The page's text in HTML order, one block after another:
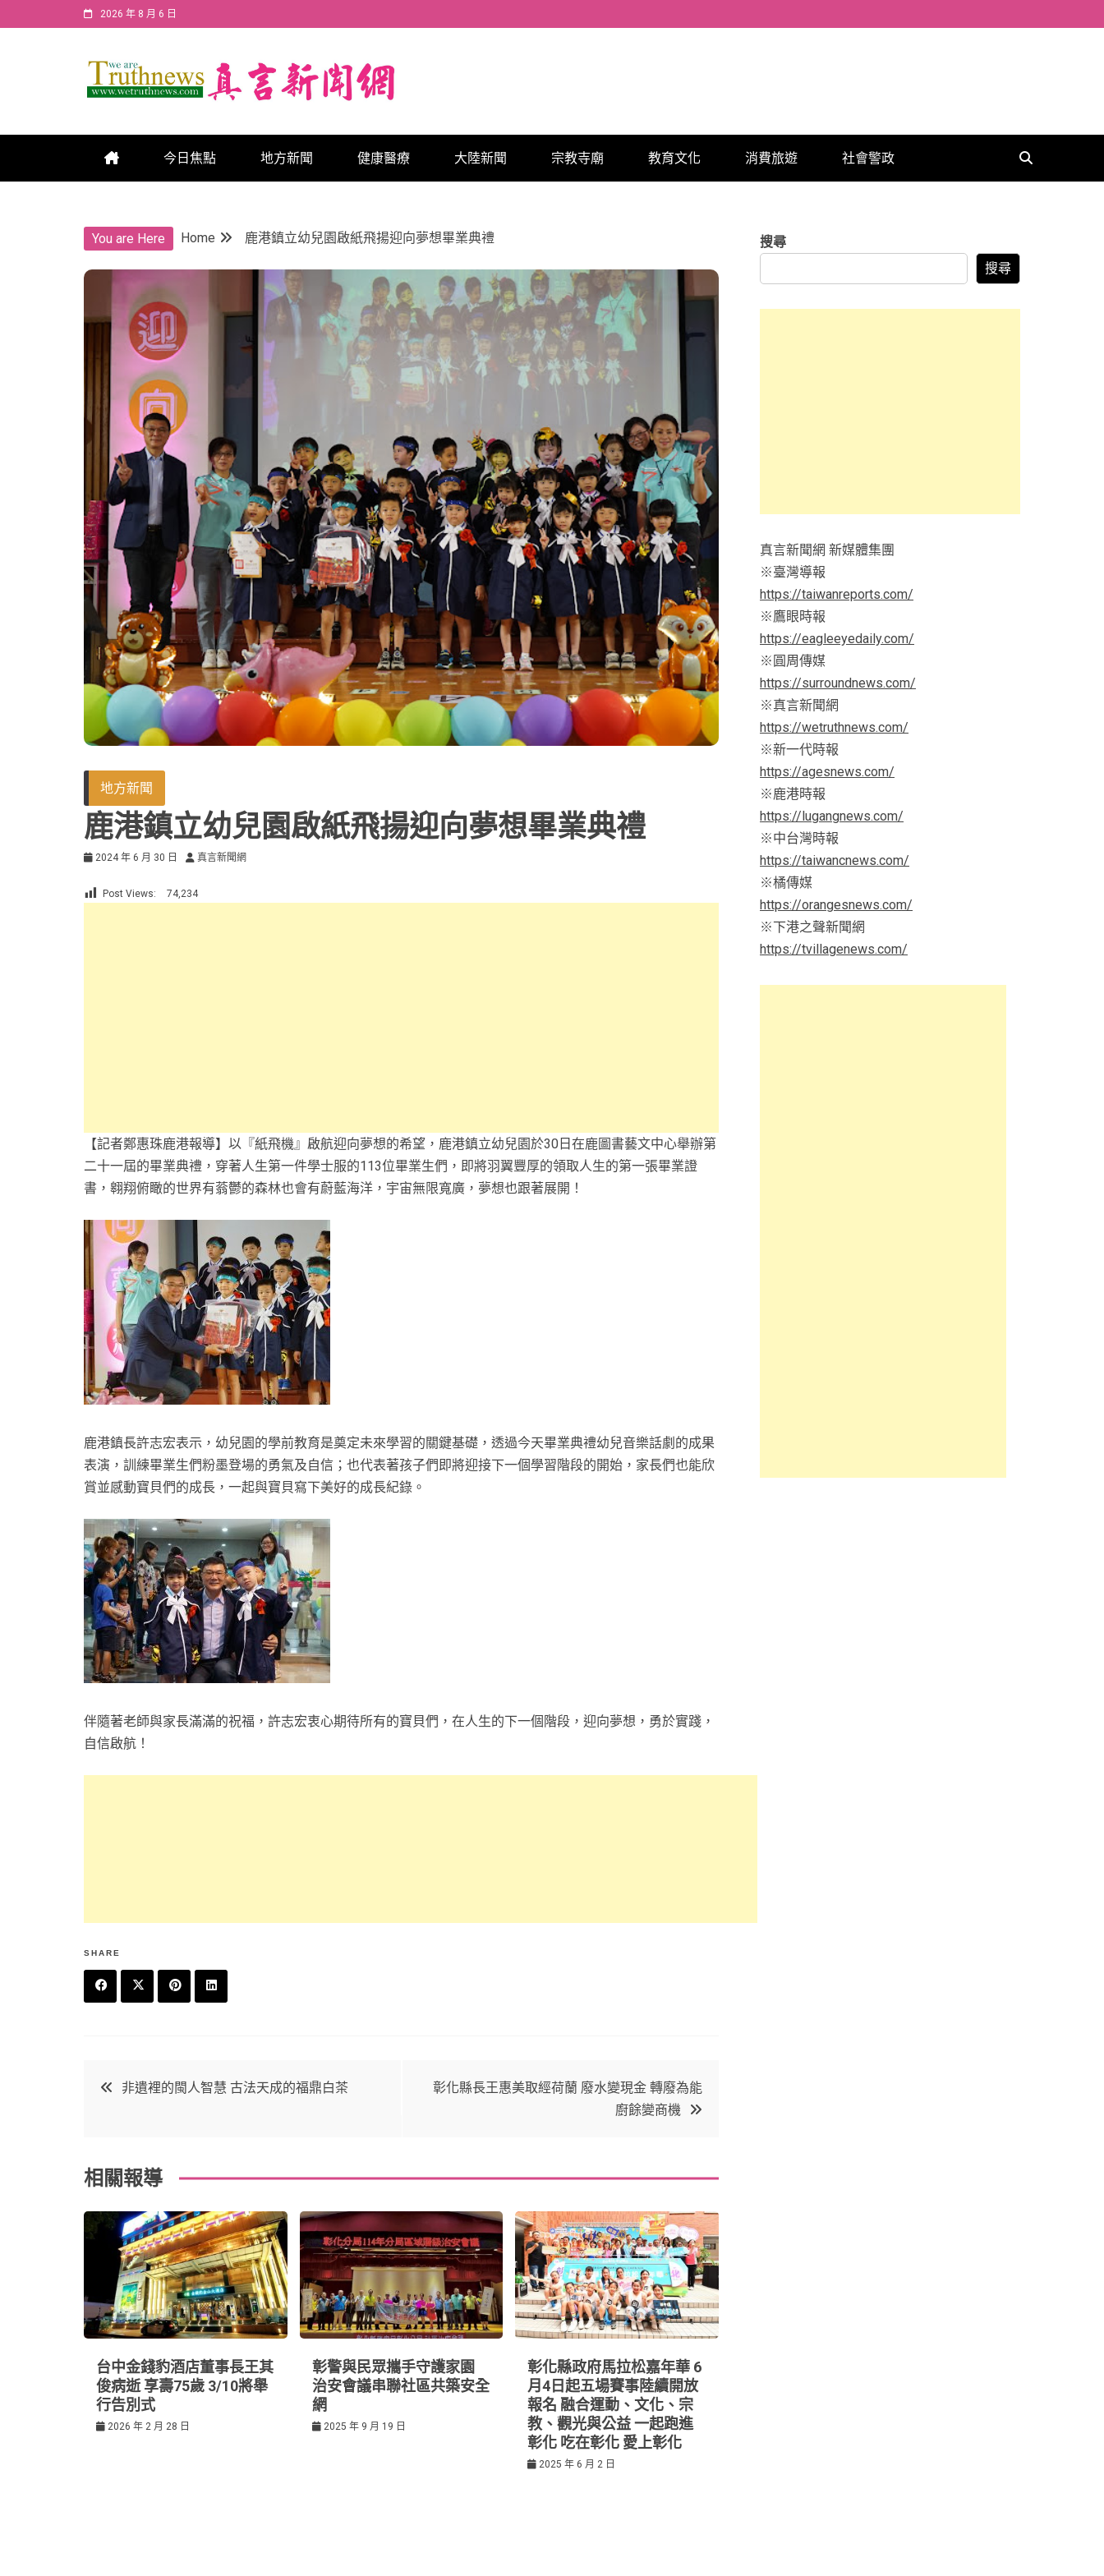
to
2026 年 8 月 6 日
真言新聞網
今日焦點 地方新聞 健康醫療 大陸新聞 宗教寺廟 教育文化 消費旅遊 社會警政
You are Here Home 鹿港鎮立幼兒園啟紙飛揚迎向夢想畢業典禮
地方新聞
鹿港鎮立幼兒園啟紙飛揚迎向夢想畢業典禮
2024 年 6 月 30 日 真言新聞網
Post Views: 74,234
【記者鄭惠珠鹿港報導】以『紙飛機』啟航迎向夢想的希望，鹿港鎮立幼兒園於30日在鹿圖書藝文中心舉辦第
二十一屆的畢業典禮，穿著人生第一件學士服的113位畢業生們，即將羽翼豐厚的領取人生的第一張畢業證
書，翱翔俯瞰的世界有蓊鬱的森林也會有蔚藍海洋，宇宙無限寬廣，夢想也跟著展開！
鹿港鎮長許志宏表示，幼兒園的學前教育是奠定未來學習的關鍵基礎，透過今天畢業典禮幼兒音樂話劇的成果
表演，訓練畢業生們粉墨登場的勇氣及自信；也代表著孩子們即將迎接下一個學習階段的開始，家長們也能欣
賞並感動寶貝們的成長，一起與寶貝寫下美好的成長紀錄。
伴隨著老師與家長滿滿的祝福，許志宏衷心期待所有的寶貝們，在人生的下一個階段，迎向夢想，勇於實踐，
自信啟航！
SHARE
o
k
t
e
t
e
文
導
覽
非遺裡的閩人智慧 古法天成的福鼎白茶
彰化縣長王惠美取經荷蘭 廢水變現金 轉廢為能
廚餘變商機
相關報導
台中金錢豹酒店董事長王其
俊病逝 享壽75歲 3/10將舉
行告別式
2026 年 2 月 28 日
彰警與民眾攜手守護家園
治安會議串聯社區共築安全
網
2025 年 9 月 19 日
彰化縣政府馬拉松嘉年華 6
月4日起五場賽事陸續開放
報名 融合運動、文化、宗
教、觀光與公益 一起跑進
彰化 吃在彰化 愛上彰化
2025 年 6 月 2 日
搜尋
搜尋
真言新聞網 新媒體集團
※臺灣導報
https://taiwanreports.com/
※鷹眼時報
https://eagleeyedaily.com/
※圓周傳媒
https://surroundnews.com/
※真言新聞網
https://wetruthnews.com/
※新一代時報
https://agesnews.com/
※鹿港時報
https://lugangnews.com/
※中台灣時報
https://taiwancnews.com/
※橘傳媒
https://orangesnews.com/
※下港之聲新聞網
https://tvillagenews.com/